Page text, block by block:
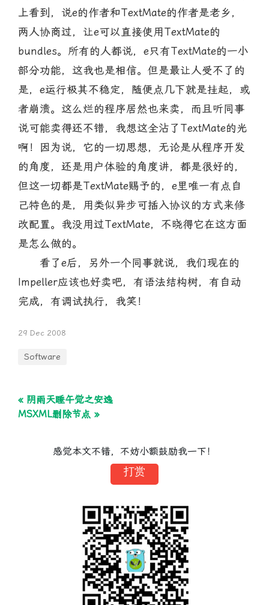
上看到，说e的作者和TextMate的作者是老乡，
两人协商过，让e可以直接使用TextMate的
bundles。所有的人都说，e只有TextMate的一小
部分功能，这我也是相信。但是最让人受不了的
是，e运行极其不稳定，随便点几下就是挂起，或
者崩溃。这么烂的程序居然也来卖，而且听同事
说可能卖得还不错，我想这全沾了TextMate的光
啊！因为说，它的一切思想，无论是从程序开发
的角度，还是用户体验的角度讲，都是很好的，
但这一切都是TextMate赐予的，e里唯一有点自
己特色的是，用类似异步可插入协议的方式来修
改配置。我没用过TextMate，不晓得它在这方面
是怎么做的。
看了e后，另外一个同事就说，我们现在的
Impeller应该也好卖吧，有语法结构树，有自动
完成，有调试执行，我笑！
29 Dec 2008
Software
« 阴雨天睡午觉之安逸
MSXML删除节点 »
感觉本文不错，不妨小额鼓励我一下！
打赏